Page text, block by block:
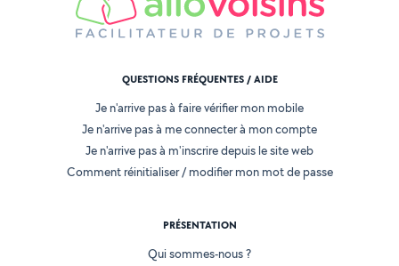
QUESTIONS FRÉQUENTES / AIDE
Je n'arrive pas à faire vérifier mon mobile
Je n'arrive pas à me connecter à mon compte
Je n'arrive pas à m'inscrire depuis le site web
Comment réinitialiser / modifier mon mot de passe
PRÉSENTATION
Qui sommes-nous ?